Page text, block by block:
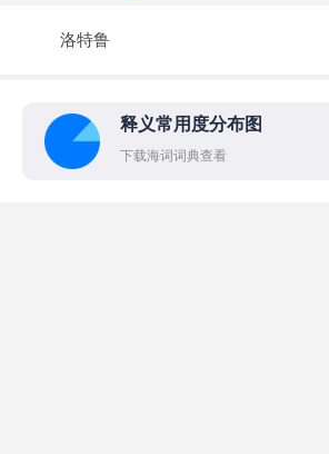
洛特鲁
释义常用度分布图
下载海词词典查看